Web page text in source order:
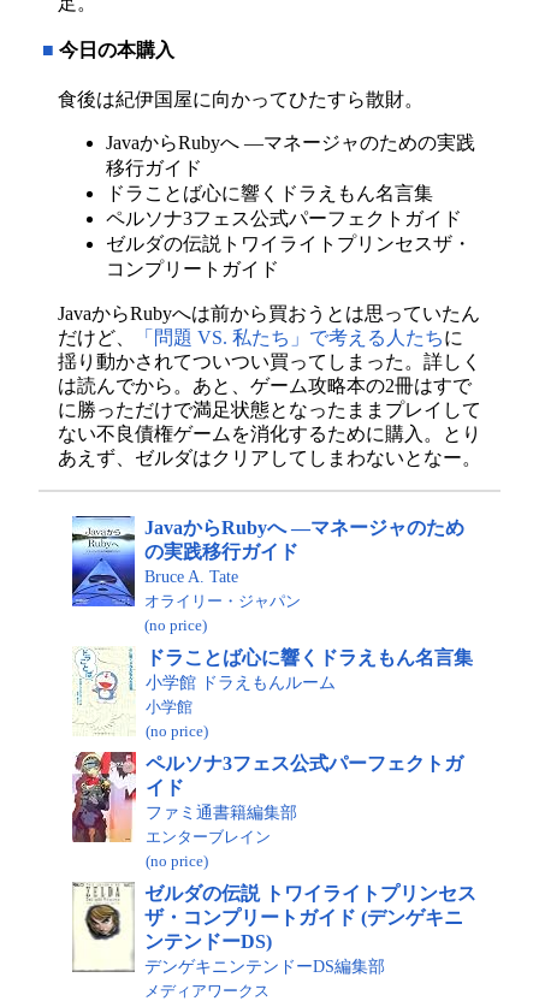
■ 今日の本購入
食後は紀伊国屋に向かってひたすら散財。
JavaからRubyへ —マネージャのための実践
移行ガイド
ドラことば心に響くドラえもん名言集
ペルソナ3フェス公式パーフェクトガイド
ゼルダの伝説トワイライトプリンセスザ・
コンプリートガイド
JavaからRubyへは前から買おうとは思っていたん
だけど、
「問題 VS. 私たち」で考える人たちに
揺り動かされてついつい買ってしまった。詳しく
は読んでから。あと、ゲーム攻略本の2冊はすで
に勝っただけで満足状態となったままプレイして
ない不良債権ゲームを消化するために購入。とり
あえず、ゼルダはクリアしてしまわないとなー。
JavaからRubyへ ―マネージャのため
の実践移行ガイド
Bruce A. Tate
オライリー・ジャパン
(no price)
ドラことば心に響くドラえもん名言集
小学館 ドラえもんルーム
小学館
(no price)
ペルソナ3フェス公式パーフェクトガ
イド
ファミ通書籍編集部
エンターブレイン
(no price)
ゼルダの伝説 トワイライトプリンセス
ザ・コンプリートガイド (デンゲキニ
ンテンドーDS)
デンゲキニンテンドーDS編集部
メディアワークス